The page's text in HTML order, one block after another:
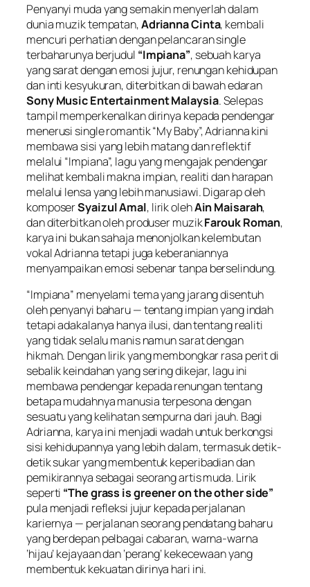
Penyanyi muda yang semakin menyerlah dalam
dunia muzik tempatan,Adrianna Cinta, kembali
mencuri perhatian dengan pelancaran single
terbaharunya berjudul “Impiana”, sebuah karya
yang sarat dengan emosi jujur, renungan kehidupan
dan inti kesyukuran, diterbitkan di bawah edaran
Sony Music Entertainment Malaysia. Selepas
tampil memperkenalkan dirinya kepada pendengar
menerusi single romantik “My Baby”, Adrianna kini
membawa sisi yang lebih matang dan reflektif
melalui “Impiana”, lagu yang mengajak pendengar
melihat kembali makna impian, realiti dan harapan
melalui lensa yang lebih manusiawi. Digarap oleh
komposerSyaizul Amal, lirik olehAin Maisarah,
dan diterbitkan oleh produser muzikFarouk Roman,
karya ini bukan sahaja menonjolkan kelembutan
vokal Adrianna tetapi juga keberaniannya
menyampaikan emosi sebenar tanpa berselindung.
“Impiana” menyelami tema yang jarang disentuh
oleh penyanyi baharu — tentang impian yang indah
tetapi adakalanya hanya ilusi, dan tentang realiti
yang tidak selalu manis namun sarat dengan
hikmah. Dengan lirik yang membongkar rasa perit di
sebalik keindahan yang sering dikejar, lagu ini
membawa pendengar kepada renungan tentang
betapa mudahnya manusia terpesona dengan
sesuatu yang kelihatan sempurna dari jauh. Bagi
Adrianna, karya ini menjadi wadah untuk berkongsi
sisi kehidupannya yang lebih dalam, termasuk detik-
detik sukar yang membentuk keperibadian dan
pemikirannya sebagai seorang artis muda. Lirik
seperti “The grass is greener on the other side”
pula menjadi refleksi jujur kepada perjalanan
kariernya — perjalanan seorang pendatang baharu
yang berdepan pelbagai cabaran, warna-warna
‘hijau’ kejayaan dan ‘perang’ kekecewaan yang
membentuk kekuatan dirinya hari ini.